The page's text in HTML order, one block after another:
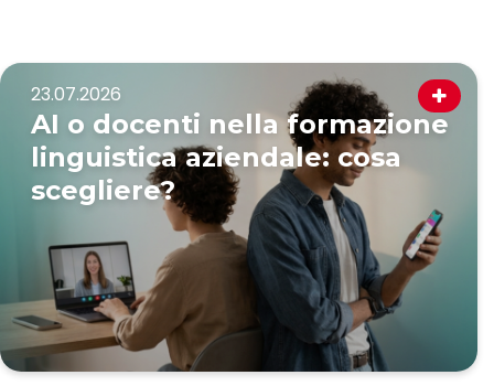
23.07.2026
AI o docenti nella formazione
linguistica aziendale: cosa
scegliere?